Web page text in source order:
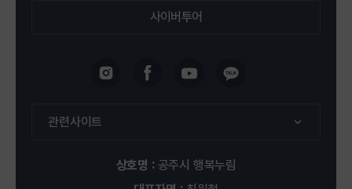
평생학습관
공주시 행복누림 평생학습관 2층 차&제빵실
사이버투어
관련사이트
상호명 : 공주시 행복누림